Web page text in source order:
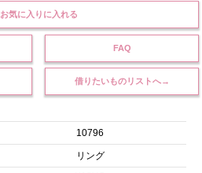
お気に入りに入れる
FAQ
借りたいものリストへ→
10796
リング